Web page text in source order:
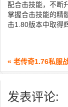
配合击技能，不断
掌握合击技能的精
击1.80版本中取得
« 老传奇1.76私服
发表评论: